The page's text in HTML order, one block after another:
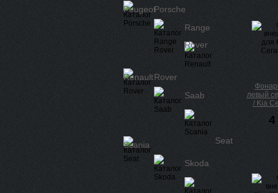
левый
/ Kia
4
PeugeotPorsche
Range
Rover
RenaultRover
Saab
Scania Seat
Skoda